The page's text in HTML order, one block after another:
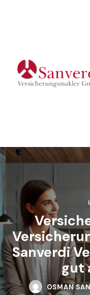
Sanverdi
gut
OSMAN